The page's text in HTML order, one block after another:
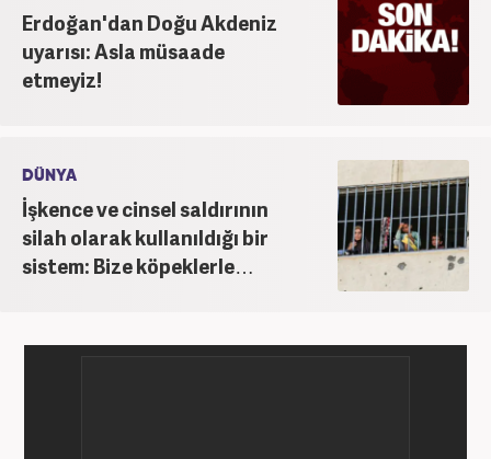
Erdoğan'dan Doğu Akdeniz
uyarısı: Asla müsaade
etmeyiz!
DÜNYA
İşkence ve cinsel saldırının
silah olarak kullanıldığı bir
sistem: Bize köpeklerle…